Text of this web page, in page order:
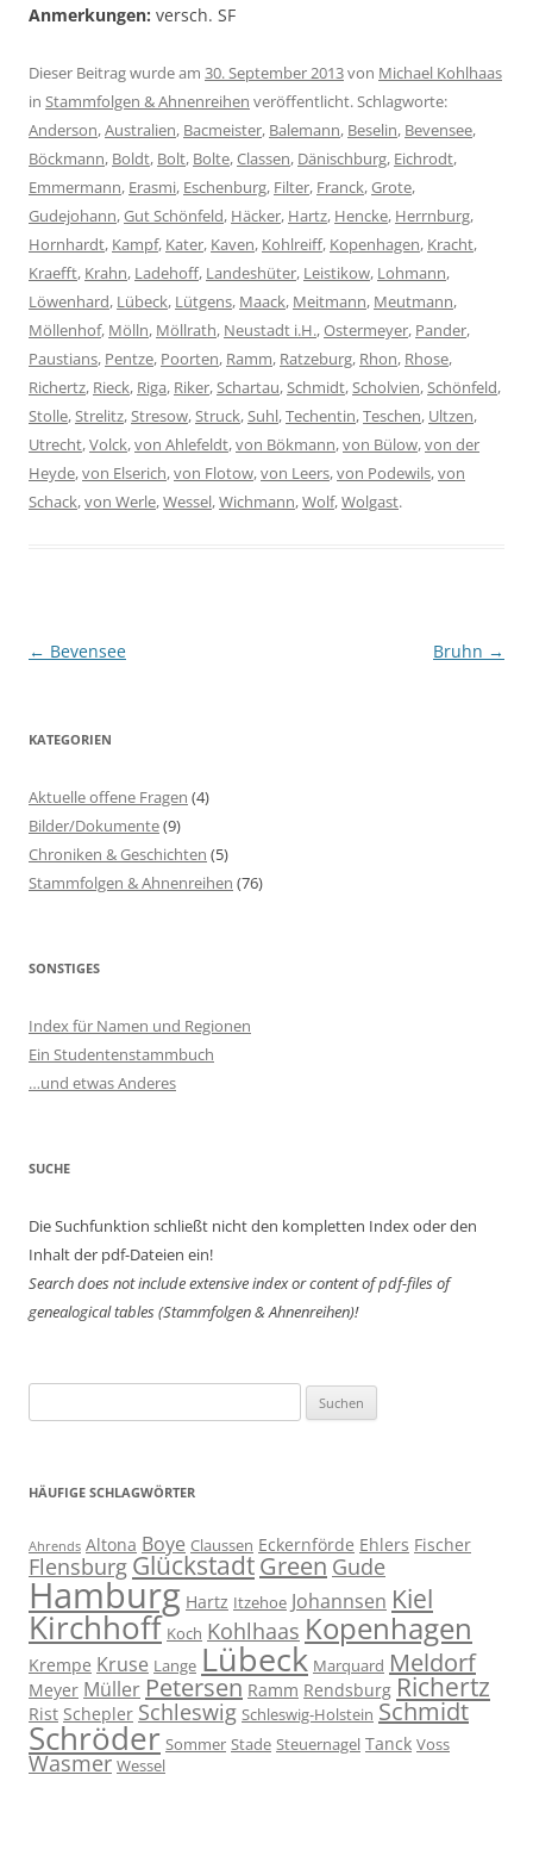
Anmerkungen: versch. SF
Dieser Beitrag wurde am 30. September 2013von Michael Kohlhaas
in Stammfolgen & Ahnenreihen veröffentlicht. Schlagworte:
Anderson,Australien, Bacmeister, Balemann, Beselin, Bevensee,
Böckmann, Boldt, Bolt, Bolte,Classen, Dänischburg, Eichrodt,
Emmermann, Erasmi, Eschenburg, Filter, Franck,Grote,
Gudejohann,Gut Schönfeld, Häcker, Hartz, Hencke, Herrnburg,
Hornhardt, Kampf, Kater, Kaven, Kohlreiff, Kopenhagen, Kracht,
Kraefft, Krahn, Ladehoff, Landeshüter, Leistikow, Lohmann,
Löwenhard, Lübeck, Lütgens, Maack, Meitmann, Meutmann,
Möllenhof, Mölln, Möllrath, Neustadt i.H.,Ostermeyer, Pander,
Paustians, Pentze, Poorten, Ramm, Ratzeburg, Rhon, Rhose,
Richertz, Rieck, Riga, Riker,Schartau,Schmidt,Scholvien,Schönfeld,
Stolle,Strelitz,Stresow,Struck,Suhl,Techentin,Teschen, Ultzen,
Utrecht,Volck,von Ahlefeldt,von Bökmann,von Bülow,von der
Heyde,von Elserich,von Flotow,von Leers,von Podewils,von
Schack,von Werle,Wessel,Wichmann,Wolf,Wolgast.
Beitragsnavigation
← Bevensee Bruhn →
KATEGORIEN
Aktuelle offene Fragen (4)
Bilder/Dokumente(9)
Chroniken & Geschichten (5)
Stammfolgen & Ahnenreihen (76)
SONSTIGES
Index für Namen und Regionen
Ein Studentenstammbuch
…und etwas Anderes
SUCHE
Die Suchfunktion schließt nicht den kompletten Index oder den
Inhalt der pdf-Dateien ein!
Search does not include extensive index or content ofpdf-files of
genealogical tables (Stammfolgen & Ahnenreihen)!
nach:
HÄUFIGE SCHLAGWÖRTER
Ahrends Altona Boye Claussen Eckernförde Ehlers Fischer
Flensburg GlückstadtGreen Gude
Hamburg Hartz Itzehoe Johannsen Kiel
Kirchhoff Koch Kohlhaas Kopenhagen
Krempe Kruse Lange Lübeck Marquard Meldorf
Meyer Müller Petersen Ramm Rendsburg Richertz
Rist Schepler Schleswig Schleswig-Holstein Schmidt
Schröder Sommer Stade Steuernagel Tanck Voss
Wasmer Wessel